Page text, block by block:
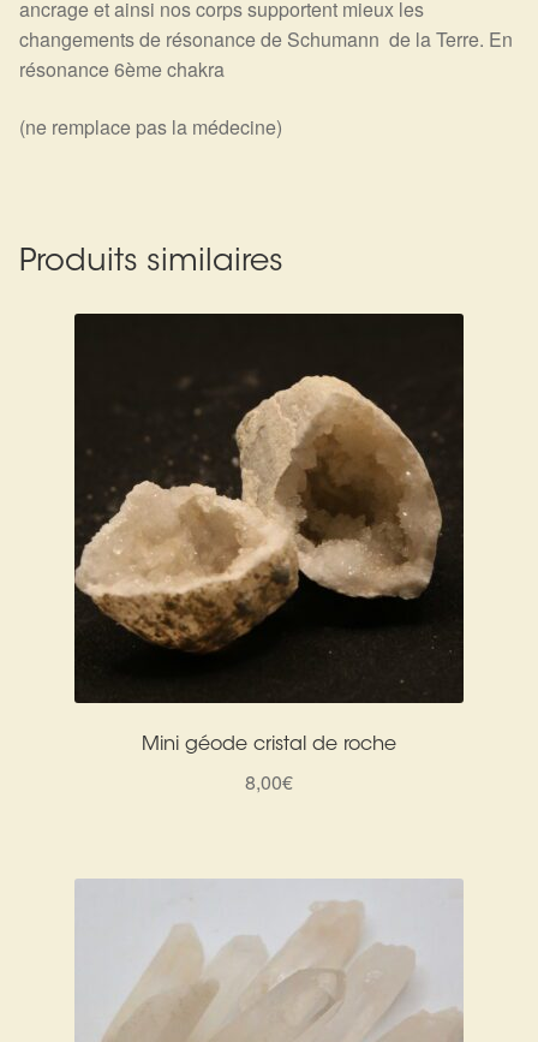
ancrage et ainsi nos corps supportent mieux les
changements de résonance de Schumann de la Terre. En
résonance 6ème chakra
(ne remplace pas la médecine)
Produits similaires
Mini géode cristal de roche
8,00€